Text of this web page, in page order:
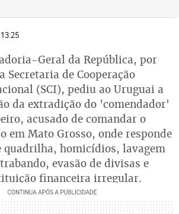
Geral da República, por
Secretaria de Cooperação
(SCI), pediu ao Uruguai a
da extradição do 'comendador'
acusado de comandar o
em Mato Grosso, onde responde
quadrilha, homicídios, lavagem
evasão de divisas e
financeira irregular.